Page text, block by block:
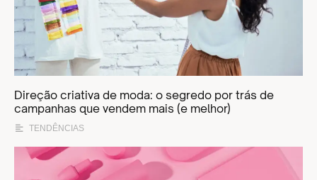
Direção criativa de moda: o segredo por trás de
campanhas que vendem mais (e melhor)
TENDÊNCIAS